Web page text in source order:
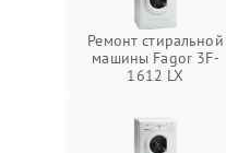
Ремонт стиральной
машины Fagor 3F-
1612 LX